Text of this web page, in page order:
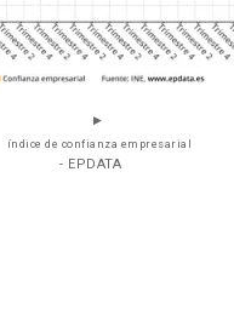
índice de confianza empresarial
- EPDATA